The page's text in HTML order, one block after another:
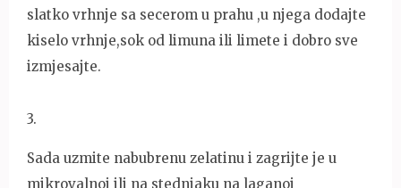
slatko vrhnje sa secerom u prahu ,u njega dodajte
kiselo vrhnje,sok od limuna ili limete i dobro sve
izmjesajte.
3.
Sada uzmite nabubrenu zelatinu i zagrijte je u
mikrovalnoj ili na stednjaku na laganoj